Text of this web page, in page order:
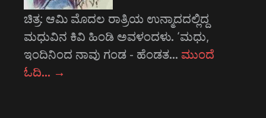
ಚಿತ್ರ: ಆಮಿ ಮೊದಲ ರಾತ್ರಿಯ ಉನ್ಮಾದದಲ್ಲಿದ್ದ
ಮಧುವಿನ ಕಿವಿ ಹಿಂಡಿ ಅವಳಂದಳು. ‘ಮಧು,
ಇಂದಿನಿಂದ ನಾವು ಗಂಡ - ಹೆಂಡತ… ಮುಂದೆ
ಓದಿ… →